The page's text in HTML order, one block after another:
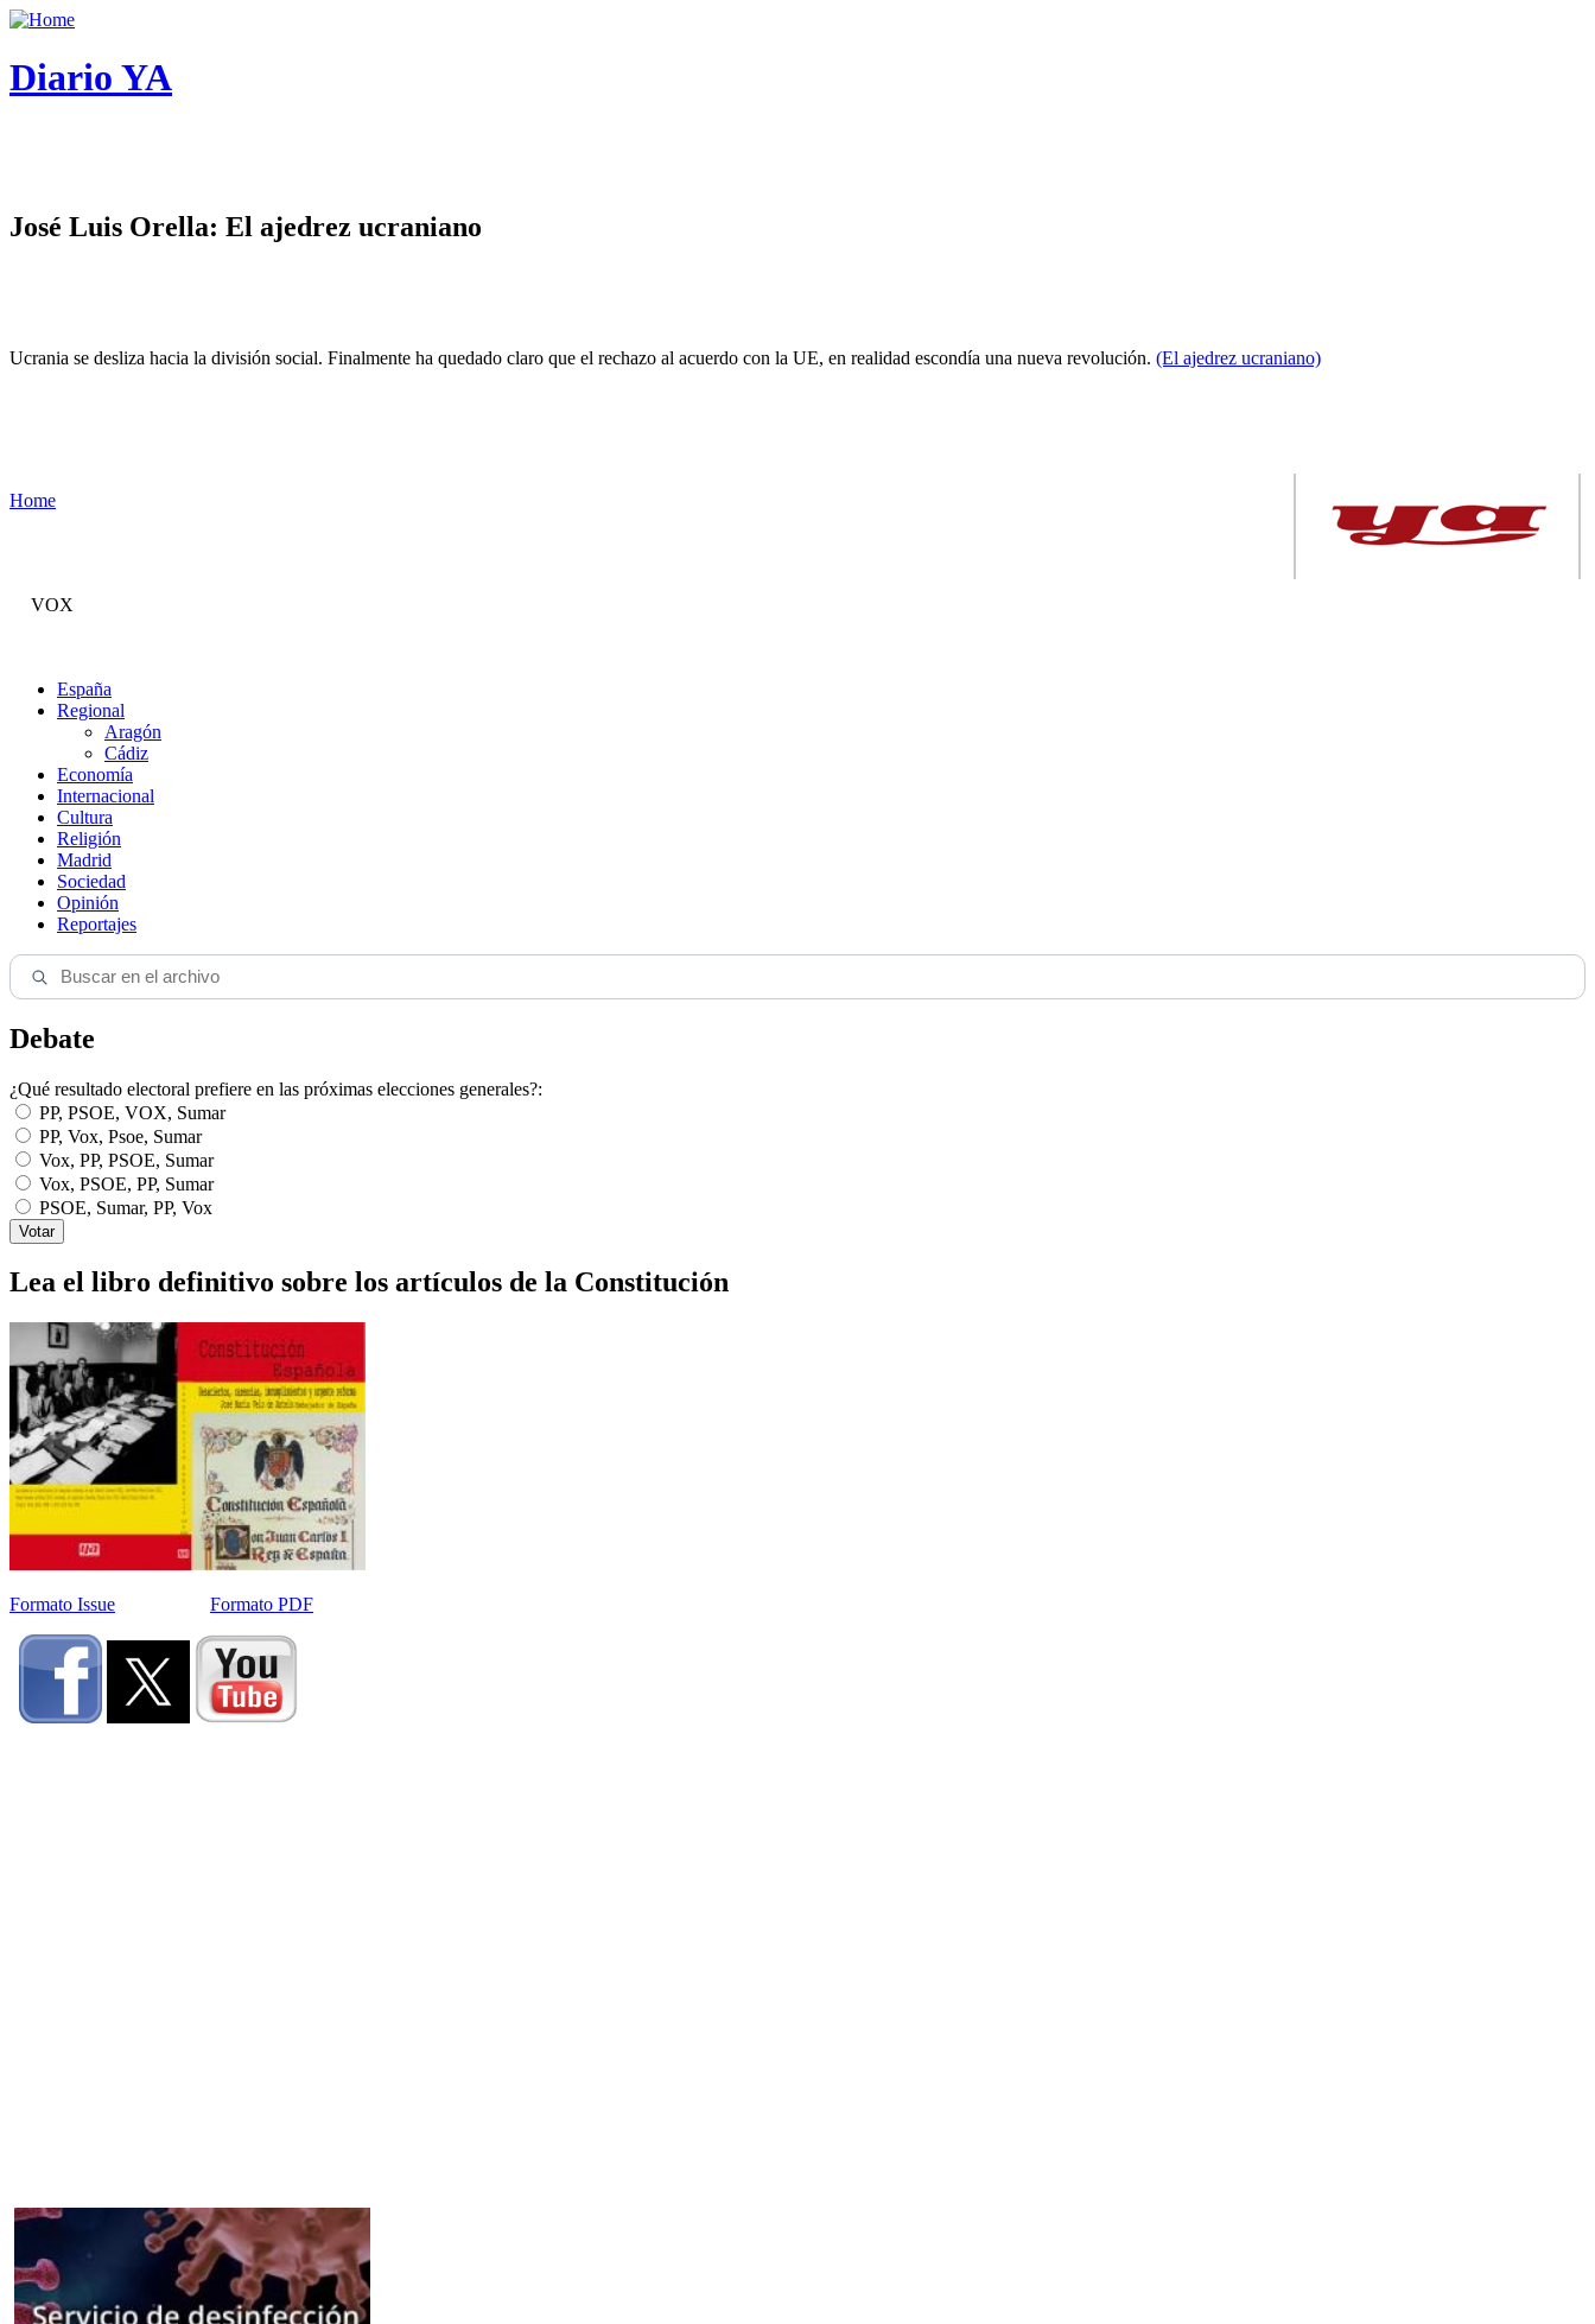
Diario YA
José Luis Orella: El ajedrez ucraniano
Ucrania se desliza hacia la división social. Finalmente ha quedado claro que el rechazo al acuerdo con la UE, en realidad escondía una nueva revolución. (El ajedrez ucraniano)
Home
VOX
España
Regional
Aragón
Cádiz
Economía
Internacional
Cultura
Religión
Madrid
Sociedad
Opinión
Reportajes
Debate
¿Qué resultado electoral prefiere en las próximas elecciones generales?:
PP, PSOE, VOX, Sumar
PP, Vox, Psoe, Sumar
Vox, PP, PSOE, Sumar
Vox, PSOE, PP, Sumar
PSOE, Sumar, PP, Vox
Lea el libro definitivo sobre los artículos de la Constitución
Formato Issue Formato PDF